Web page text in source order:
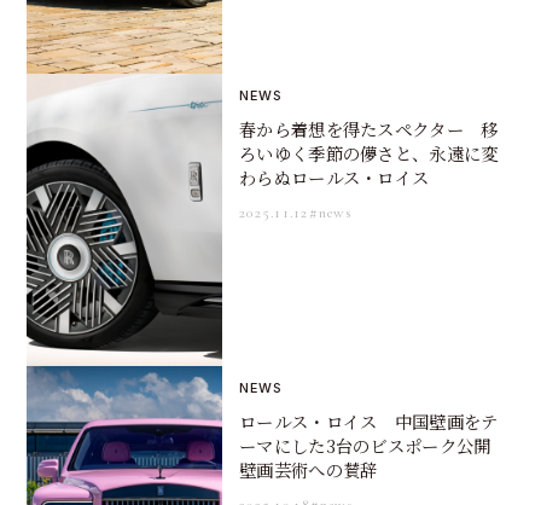
NEWS
春から着想を得たスペクター 移
ろいゆく季節の儚さと、永遠に変
わらぬロールス・ロイス
2025.11.12#news
NEWS
ロールス・ロイス 中国壁画をテ
ーマにした3台のビスポーク公開
壁画芸術への賛辞